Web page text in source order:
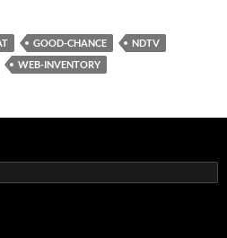
GOOD-CHANCE
NDTV
WEB-INVENTORY